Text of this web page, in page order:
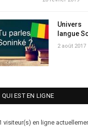
langue
2 août 2017
QUI EST EN LIGNE
visiteur(s) en ligne